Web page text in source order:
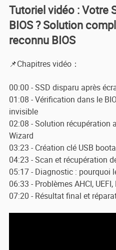
Tutoriel vidéo : Votre
BIOS ? Solution
reconnu BIOS
📌Chapitres vidéo：
00:00 - SSD disparu après
01:08 - Vérification dans le
invisible
02:08 - Solution récupération
Wizard
03:23 - Création clé USB
04:23 - Scan et récupération
05:17 - Diagnostic : pourquoi
06:33 - Problèmes AHCI,
07:20 - Résultat final et